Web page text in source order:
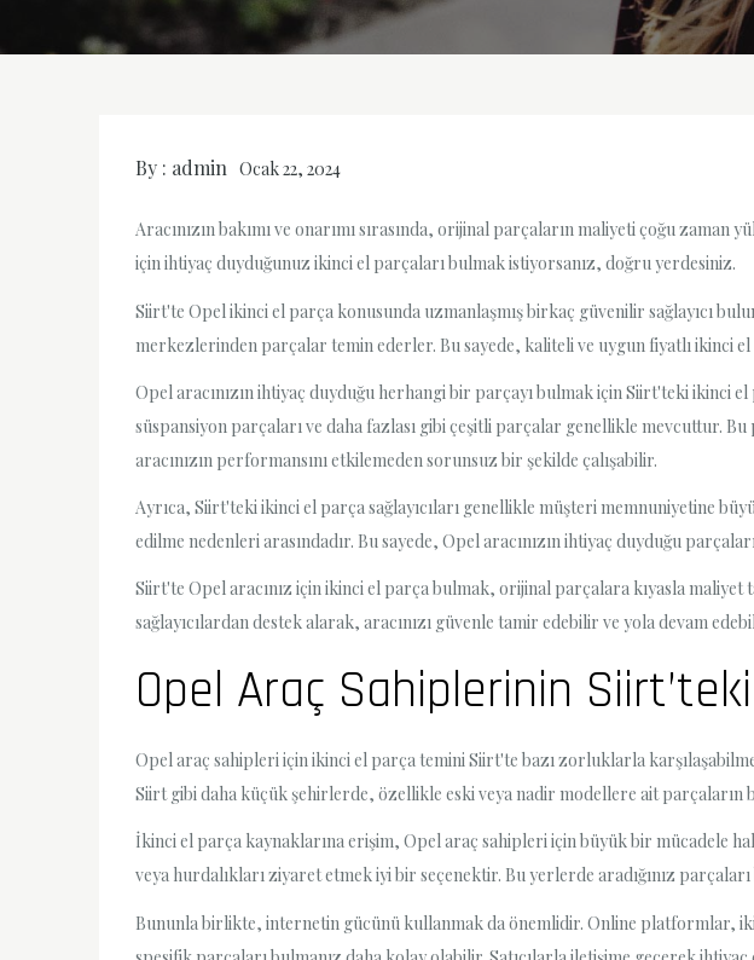
By : admin Ocak 22, 2024
Aracınızın bakımı ve onarımı sırasında, orijinal parçaların maliyeti çoğu
için ihtiyaç duyduğunuz ikinci el parçaları bulmak istiyorsanız, doğru yerdesiniz.
Siirt'te Opel ikinci el parça konusunda uzmanlaşmış birkaç güvenilir sağlayıcı
merkezlerinden parçalar temin ederler. Bu sayede, kaliteli ve uygun fiyatlı ikinci
Opel aracınızın ihtiyaç duyduğu herhangi bir parçayı bulmak için Siirt'teki ikinci
süspansiyon parçaları ve daha fazlası gibi çeşitli parçalar genellikle mevcuttur.
aracınızın performansını etkilemeden sorunsuz bir şekilde çalışabilir.
Ayrıca, Siirt'teki ikinci el parça sağlayıcıları genellikle müşteri memnuniyetine
edilme nedenleri arasındadır. Bu sayede, Opel aracınızın ihtiyaç duyduğu
Siirt'te Opel aracınız için ikinci el parça bulmak, orijinal parçalara kıyasla
sağlayıcılardan destek alarak, aracınızı güvenle tamir edebilir ve yola devam
Opel Araç Sahiplerinin
Opel araç sahipleri için ikinci el parça temini Siirt'te bazı zorluklarla
Siirt gibi daha küçük şehirlerde, özellikle eski veya nadir modellere ait parçaların
İkinci el parça kaynaklarına erişim, Opel araç sahipleri için büyük bir mücadele
veya hurdalıkları ziyaret etmek iyi bir seçenektir. Bu yerlerde aradığınız
Bununla birlikte, internetin gücünü kullanmak da önemlidir. Online platformlar,